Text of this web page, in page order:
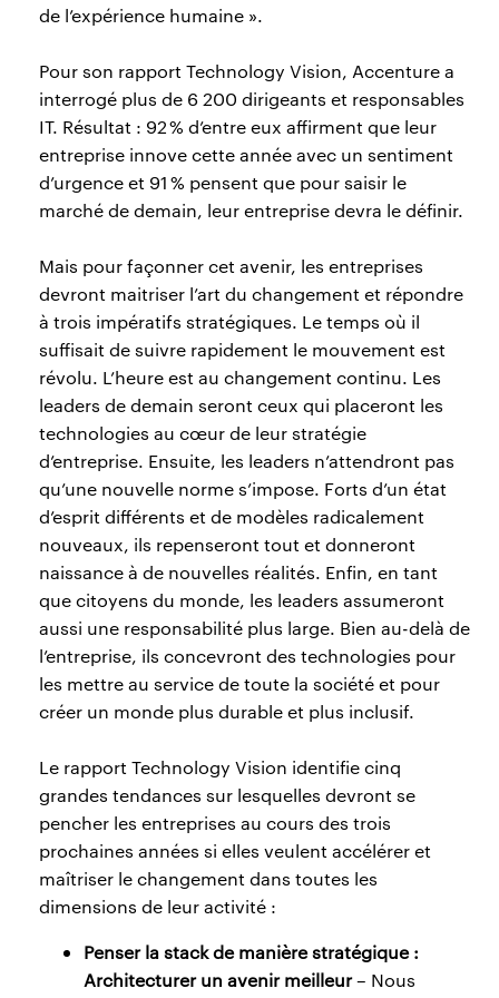
de l’expérience humaine ».
Pour son rapport Technology Vision, Accenture a
interrogé plus de 6 200 dirigeants et responsables
IT. Résultat : 92 % d’entre eux affirment que leur
entreprise innove cette année avec un sentiment
d’urgence et 91 % pensent que pour saisir le
marché de demain, leur entreprise devra le définir.
Mais pour façonner cet avenir, les entreprises
devront maitriser l’art du changement et répondre
à trois impératifs stratégiques. Le temps où il
suffisait de suivre rapidement le mouvement est
révolu. L’heure est au changement continu. Les
leaders de demain seront ceux qui placeront les
technologies au cœur de leur stratégie
d’entreprise. Ensuite, les leaders n’attendront pas
qu’une nouvelle norme s’impose. Forts d’un état
d’esprit différents et de modèles radicalement
nouveaux, ils repenseront tout et donneront
naissance à de nouvelles réalités. Enfin, en tant
que citoyens du monde, les leaders assumeront
aussi une responsabilité plus large. Bien au-delà de
l’entreprise, ils concevront des technologies pour
les mettre au service de toute la société et pour
créer un monde plus durable et plus inclusif.
Le rapport Technology Vision identifie cinq
grandes tendances sur lesquelles devront se
pencher les entreprises au cours des trois
prochaines années si elles veulent accélérer et
maîtriser le changement dans toutes les
dimensions de leur activité :
Penser la stack de manière stratégique :
Architecturer un avenir meilleur– Nous